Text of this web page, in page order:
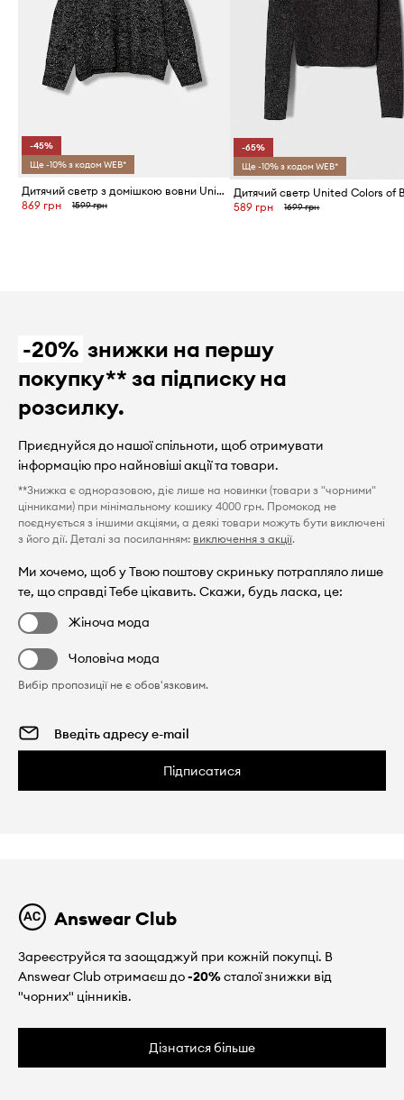
-45%
Ще -10% з кодом WEB*
Дитячий светр з домішкою вовни United Colors of Benetton
869 грн
1599 грн
-65%
Ще -10% з кодом WEB*
589 грн 1699 грн
-20% знижки на першу
покупку** за підписку на
розсилку.
Приєднуйся до нашої спільноти, щоб отримувати
інформацію про найновіші акції та товари.
**Знижка є одноразовою, діє лише на новинки (товари з "чорними"
цінниками) при мінімальному кошику 4000 грн. Промокод не
поєднується з іншими акціями, а деякі товари можуть бути виключені
з його дії. Деталі за посиланням: виключення з акції.
Ми хочемо, щоб у Твою поштову скриньку потрапляло лише
те, що справді Тебе цікавить. Скажи, будь ласка, це:
Жіноча мода
Чоловіча мода
Вибір пропозиції не є обов'язковим.
Підписатися
Answear Club
Зареєструйся та заощаджуй при кожній покупці. В
Answear Club отримаєш до-20%сталої знижки від
"чорних" цінників.
Дізнатися більше